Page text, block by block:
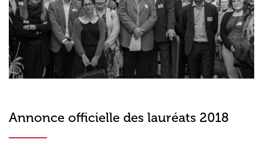
Annonce officielle des lauréats 2018